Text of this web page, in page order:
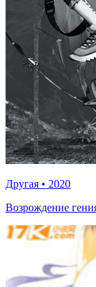
Другая • 2020
Возрождение